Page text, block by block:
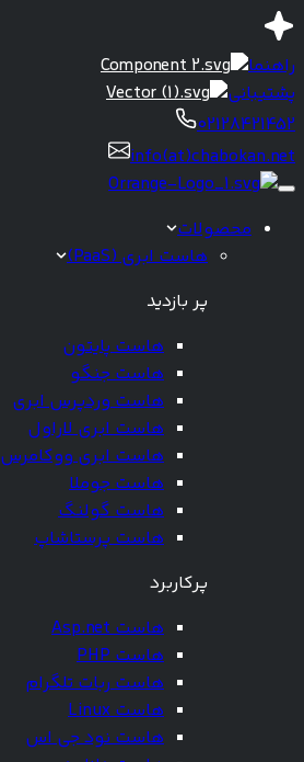
راهنما
پشتیبانی
02128421452
info(at)chabokan.net
محصولات
هاست ابری (PaaS)
پر بازدید
هاست پایتون
هاست جنگو
هاست وردپرس ابری
هاست ابری لاراول
هاست ابری ووکامرس
هاست جوملا
هاست گولنگ
هاست پرستاشاپ
پرکاربرد
هاست Asp.net
هاست PHP
هاست ربات تلگرام
هاست Linux
هاست نود جی اس